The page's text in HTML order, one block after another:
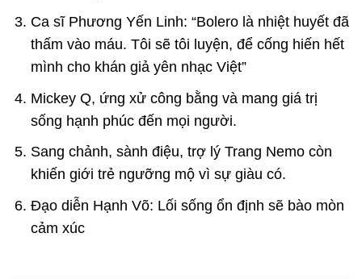
Ca sĩ Phương Yến Linh: “Bolero là nhiệt huyết đã
thấm vào máu. Tôi sẽ tôi luyện, để cống hiến hết
mình cho khán giả yên nhạc Việt”
Mickey Q, ứng xử công bằng và mang giá trị
sống hạnh phúc đến mọi người.
Sang chảnh, sành điệu, trợ lý Trang Nemo còn
khiến giới trẻ ngưỡng mộ vì sự giàu có.
Đạo diễn Hạnh Võ: Lối sống ổn định sẽ bào mòn
cảm xúc